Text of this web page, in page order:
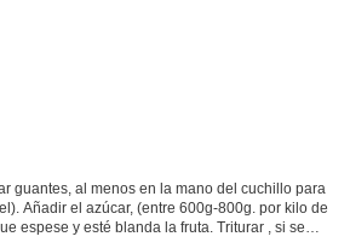
guantes, al menos en la mano del cuchillo para
Añadir el azúcar, (entre 600g-800g. por kilo de
espese y esté blanda la fruta. Triturar , si se